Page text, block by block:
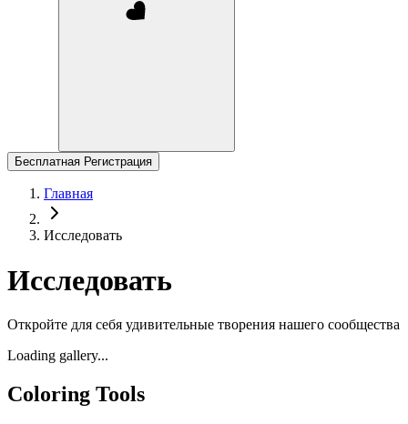
Бесплатная Регистрация
Главная
Исследовать
Исследовать
Откройте для себя удивительные творения нашего сообщества
Loading gallery...
Coloring Tools